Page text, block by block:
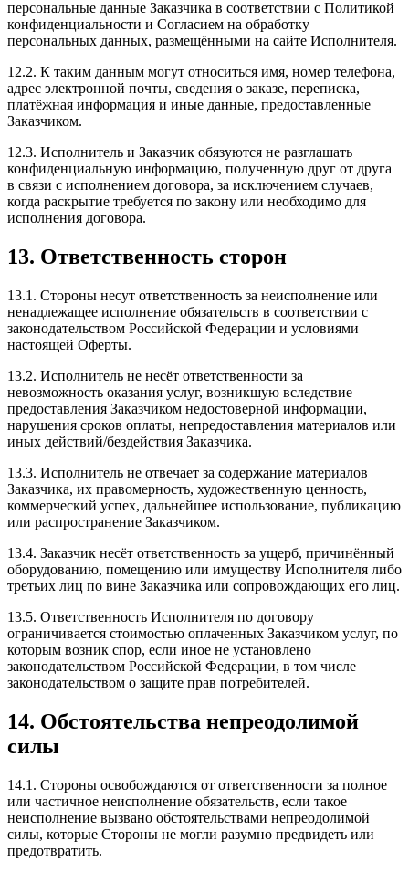
персональные данные Заказчика в соответствии с Политикой
конфиденциальности и Согласием на обработку
персональных данных, размещёнными на сайте Исполнителя.
12.2. К таким данным могут относиться имя, номер телефона,
адрес электронной почты, сведения о заказе, переписка,
платёжная информация и иные данные, предоставленные
Заказчиком.
12.3. Исполнитель и Заказчик обязуются не разглашать
конфиденциальную информацию, полученную друг от друга
в связи с исполнением договора, за исключением случаев,
когда раскрытие требуется по закону или необходимо для
исполнения договора.
13. Ответственность сторон
13.1. Стороны несут ответственность за неисполнение или
ненадлежащее исполнение обязательств в соответствии с
законодательством Российской Федерации и условиями
настоящей Оферты.
13.2. Исполнитель не несёт ответственности за
невозможность оказания услуг, возникшую вследствие
предоставления Заказчиком недостоверной информации,
нарушения сроков оплаты, непредоставления материалов или
иных действий/бездействия Заказчика.
13.3. Исполнитель не отвечает за содержание материалов
Заказчика, их правомерность, художественную ценность,
коммерческий успех, дальнейшее использование, публикацию
или распространение Заказчиком.
13.4. Заказчик несёт ответственность за ущерб, причинённый
оборудованию, помещению или имуществу Исполнителя либо
третьих лиц по вине Заказчика или сопровождающих его лиц.
13.5. Ответственность Исполнителя по договору
ограничивается стоимостью оплаченных Заказчиком услуг, по
которым возник спор, если иное не установлено
законодательством Российской Федерации, в том числе
законодательством о защите прав потребителей.
14. Обстоятельства непреодолимой
силы
14.1. Стороны освобождаются от ответственности за полное
или частичное неисполнение обязательств, если такое
неисполнение вызвано обстоятельствами непреодолимой
силы, которые Стороны не могли разумно предвидеть или
предотвратить.